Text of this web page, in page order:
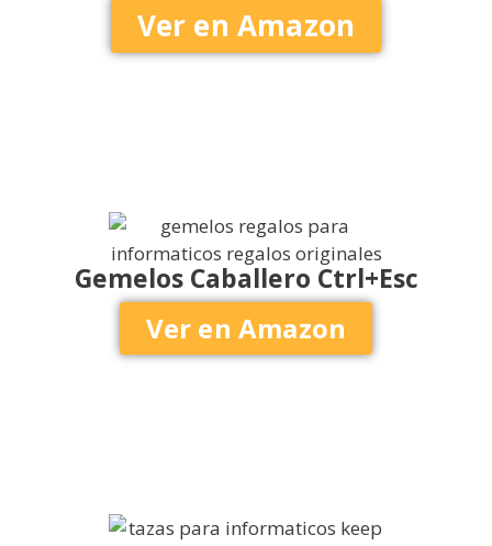
Ver en Amazon
Gemelos Caballero Ctrl+Esc
Ver en Amazon